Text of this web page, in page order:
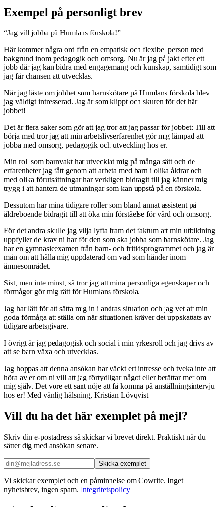
Exempel på personligt brev
“Jag vill jobba på Humlans förskola!”
Här kommer några ord från en empatisk och flexibel person med
bakgrund inom pedagogik och omsorg. Nu är jag på jakt efter ett
jobb där jag kan bidra med engagemang och kunskap, samtidigt som
jag får chansen att utvecklas.
När jag läste om jobbet som barnskötare på Humlans förskola blev
jag väldigt intresserad. Jag är som klippt och skuren för det här
jobbet!
Det är flera saker som gör att jag tror att jag passar för jobbet: Till att
börja med tror jag att min arbetslivserfarenhet gör mig lämpad att
jobba med omsorg, pedagogik och utveckling hos er.
Min roll som barnvakt har utvecklat mig på många sätt och de
erfarenheter jag fått genom att arbeta med barn i olika åldrar och
med olika förutsättningar har verkligen bidragit till jag känner mig
trygg i att hantera de utmaningar som kan uppstå på en förskola.
Dessutom har mina tidigare roller som bland annat assistent på
äldreboende bidragit till att öka min förståelse för vård och omsorg.
För det andra skulle jag vilja lyfta fram det faktum att min utbildning
uppfyller de krav ni har för den som ska jobba som barnskötare. Jag
har en gymnasieexamen från barn- och fritidsprogrammet och jag är
mån om att hålla mig uppdaterad om vad som händer inom
ämnesområdet.
Sist, men inte minst, så tror jag att mina personliga egenskaper och
förmågor gör mig rätt för Humlans förskola.
Jag har lätt för att sätta mig in i andras situation och jag vet att min
goda förmåga att ställa om när situationen kräver det uppskattats av
tidigare arbetsgivare.
I övrigt är jag pedagogisk och social i min yrkesroll och jag drivs av
att se barn växa och utvecklas.
Jag hoppas att denna ansökan har väckt ert intresse och tveka inte att
höra av er om ni vill att jag förtydligar något eller berättar mer om
mig själv. Det vore ett sant nöje att få komma på anställningsintervju
hos er! Med vänlig hälsning, Kristian Lövqvist
Vill du ha det här exemplet på mejl?
Skriv din e-postadress så skickar vi brevet direkt. Praktiskt när du
sätter dig med ansökan senare.
Skicka exemplet
Vi skickar exemplet och en påminnelse om Cowrite. Inget
nyhetsbrev, ingen spam. Integritetspolicy